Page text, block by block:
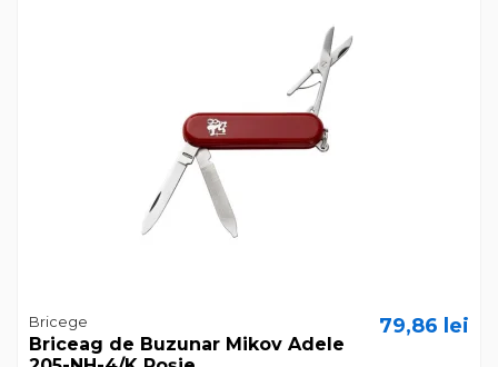
Bricege
Briceag de Buzunar Mikov Adele
79,86 lei